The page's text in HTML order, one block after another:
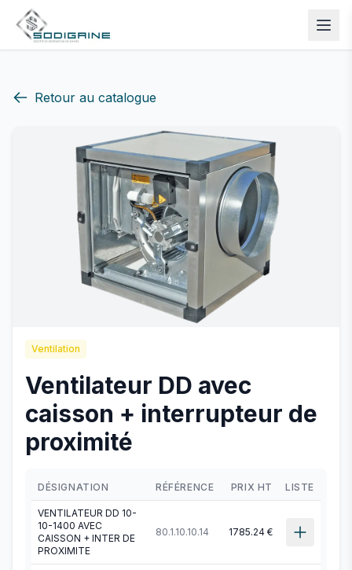
Retour au catalogue
Ventilation
Ventilateur DD avec
caisson + interrupteur de
proximité
DÉSIGNATION RÉFÉRENCE PRIX HT LISTE
VENTILATEUR DD 10-
10-1400 AVEC
CAISSON + INTER DE
PROXIMITE
80.1.10.10.14 1785.24 €